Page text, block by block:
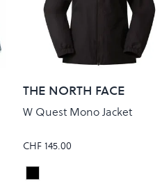
THE NORTH FACE
W Quest Mono Jacket
CHF 145.00
Colour
TNF Black